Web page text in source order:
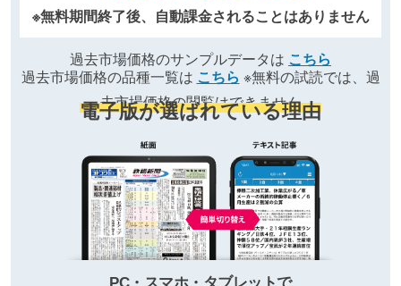
※無料期間終了後、自動課金されることはありません
過去市場価格のサンプルデータは こちら
過去市場価格の品種一覧は こちら ※無料の試読では、過
去市場価格の閲覧はできません
電子版が選ばれている理由